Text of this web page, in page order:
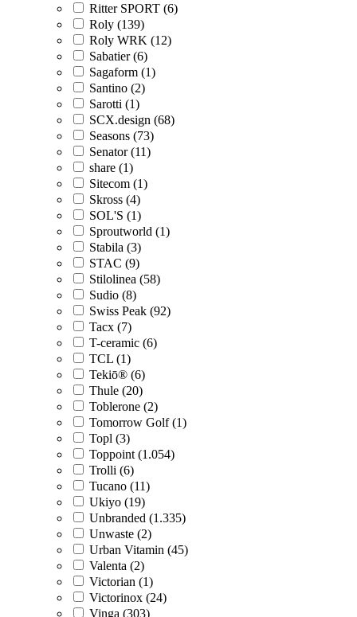
Ritter SPORT (6)
Roly (139)
Roly WRK (12)
Sabatier (6)
Sagaform (1)
Santino (2)
Sarotti (1)
SCX.design (68)
Seasons (73)
Senator (11)
share (1)
Sitecom (1)
Skross (4)
SOL'S (1)
Sproutworld (1)
Stabila (3)
STAC (9)
Stilolinea (58)
Sudio (8)
Swiss Peak (92)
Tacx (7)
T-ceramic (6)
TCL (1)
Tekiō® (6)
Thule (20)
Toblerone (2)
Tomorrow Golf (1)
Topl (3)
Toppoint (1.054)
Trolli (6)
Tucano (11)
Ukiyo (19)
Unbranded (1.335)
Unwaste (2)
Urban Vitamin (45)
Valenta (2)
Victorian (1)
Victorinox (24)
Vinga (303)